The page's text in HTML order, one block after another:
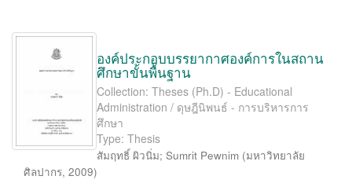
องค์ประกอบบรรยากาศองค์การในสถาน
ศึกษาขั้นพื้นฐาน
Collection: Theses (Ph.D) - Educational
Administration / ดุษฎีนิพนธ์ - การบริหารการ
ศึกษา
Type: Thesis
สัมฤทธิ์ ผิวนิ่ม; Sumrit Pewnim (มหาวิทยาลัย
ศิลปากร, 2009)